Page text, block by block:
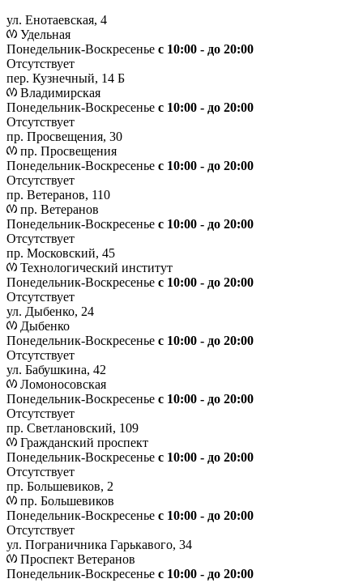
ул. Енотаевская, 4
Удельная
Понедельник-Воскресенье с 10:00 - до 20:00
Отсутствует
пер. Кузнечный, 14 Б
Владимирская
Понедельник-Воскресенье с 10:00 - до 20:00
Отсутствует
пр. Просвещения, 30
пр. Просвещения
Понедельник-Воскресенье c 10:00 - до 20:00
Отсутствует
пр. Ветеранов, 110
пр. Ветеранов
Понедельник-Воскресенье с 10:00 - до 20:00
Отсутствует
пр. Московский, 45
Технологический институт
Понедельник-Воскресенье с 10:00 - до 20:00
Отсутствует
ул. Дыбенко, 24
Дыбенко
Понедельник-Воскресенье с 10:00 - до 20:00
Отсутствует
ул. Бабушкина, 42
Ломоносовская
Понедельник-Воскресенье с 10:00 - до 20:00
Отсутствует
пр. Светлановский, 109
Гражданский проспект
Понедельник-Воскресенье с 10:00 - до 20:00
Отсутствует
пр. Большевиков, 2
пр. Большевиков
Понедельник-Воскресенье с 10:00 - до 20:00
Отсутствует
ул. Пограничника Гарькавого, 34
Проспект Ветеранов
Понедельник-Воскресенье с 10:00 - до 20:00